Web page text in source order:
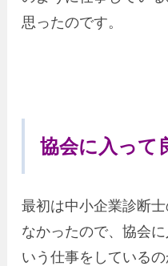
思ったのです。
協会に入って
最初は中小企業診断
なかったので、協会
いう仕事をしている